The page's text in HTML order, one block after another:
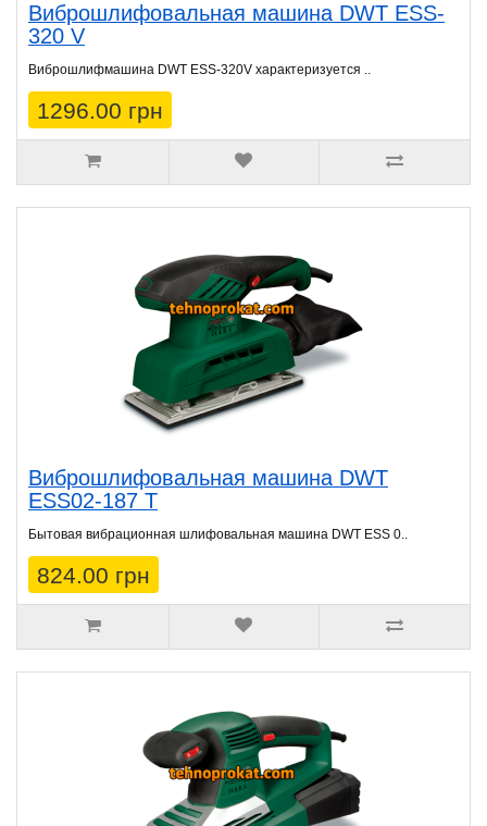
Виброшлифовальная машина DWT ESS-
320 V
Виброшлифмашина DWT ESS-320V характеризуется ..
1296.00 грн
Виброшлифовальная машина DWT
ESS02-187 T
Бытовая вибрационная шлифовальная машина DWT ESS 0..
824.00 грн